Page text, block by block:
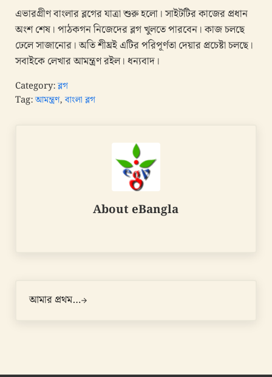
এভারগ্রীণ বাংলার ব্লগের যাত্রা শুরু হলো। সাইটটির কাজের প্রধান
অংশ শেষ। পাঠকগন নিজেদের ব্লগ খুলতে পারবেন। কাজ চলছে
ঢেলে সাজানোর। অতি শীঘ্রই এটির পরিপূর্ণতা দেয়ার প্রচেষ্টা চলছে।
সবাইকে লেখার আমন্ত্রণ রইল। ধন্যবাদ।
Category:ব্লগ
Tag:আমন্ত্রণ, বাংলা ব্লগ
About eBangla
আমার প্রথম…